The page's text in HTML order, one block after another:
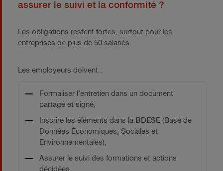
assurer le suivi et la conformité ?
Les obligations restent fortes, surtout pour les
entreprises de plus de 50 salariés.
Les employeurs doivent :
Formaliser l’entretien dans un document
partagé et signé,
Inscrire les éléments dans la BDESE (Base de
Données Économiques, Sociales et
Environnementales),
Assurer le suivi des formations et actions
décidées,